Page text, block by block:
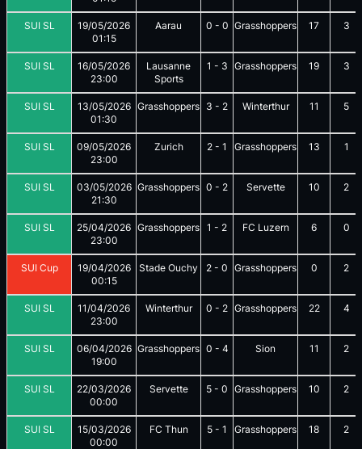
SUI SL
19/05/2026
01:15
Aarau 0 - 0 Grasshoppers 17 3
SUI SL
16/05/2026
23:00
Lausanne
Sports
1 - 3 Grasshoppers 19 3
SUI SL
13/05/2026
01:30
Grasshoppers 3 - 2 Winterthur 11 5
SUI SL
09/05/2026
23:00
Zurich 2 - 1 Grasshoppers 13 1
SUI SL
03/05/2026
21:30
Grasshoppers 0 - 2 Servette 10 2
SUI SL
25/04/2026
23:00
Grasshoppers 1 - 2 FC Luzern 6 0
SUI Cup
19/04/2026
00:15
Stade Ouchy 2 - 0 Grasshoppers 0 2
SUI SL
11/04/2026
23:00
Winterthur 0 - 2 Grasshoppers 22 4
SUI SL
06/04/2026
19:00
Grasshoppers 0 - 4 Sion 11 2
SUI SL
22/03/2026
00:00
Servette 5 - 0 Grasshoppers 10 2
SUI SL
15/03/2026
00:00
FC Thun 5 - 1 Grasshoppers 18 2